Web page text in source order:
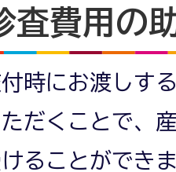
査費用の
時にお渡しす
だくことで、
ることができ